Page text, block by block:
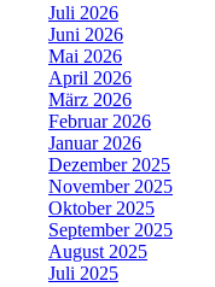
Juli 2026
Juni 2026
Mai 2026
April 2026
März 2026
Februar 2026
Januar 2026
Dezember 2025
November 2025
Oktober 2025
September 2025
August 2025
Juli 2025